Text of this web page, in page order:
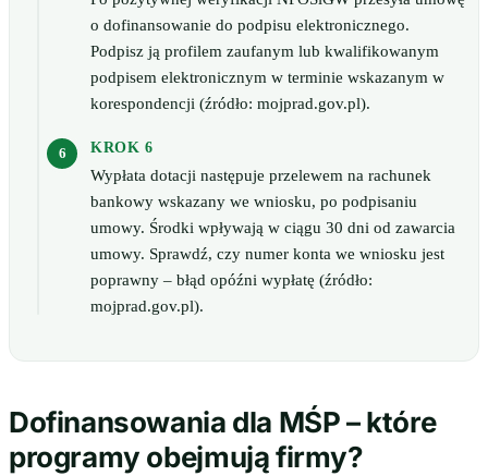
o dofinansowanie do podpisu elektronicznego.
Podpisz ją profilem zaufanym lub kwalifikowanym
podpisem elektronicznym w terminie wskazanym w
korespondencji (źródło: mojprad.gov.pl).
KROK 6
Wypłata dotacji następuje przelewem na rachunek
bankowy wskazany we wniosku, po podpisaniu
umowy. Środki wpływają w ciągu 30 dni od zawarcia
umowy. Sprawdź, czy numer konta we wniosku jest
poprawny – błąd opóźni wypłatę (źródło:
mojprad.gov.pl).
Dofinansowania dla MŚP – które
programy obejmują firmy?